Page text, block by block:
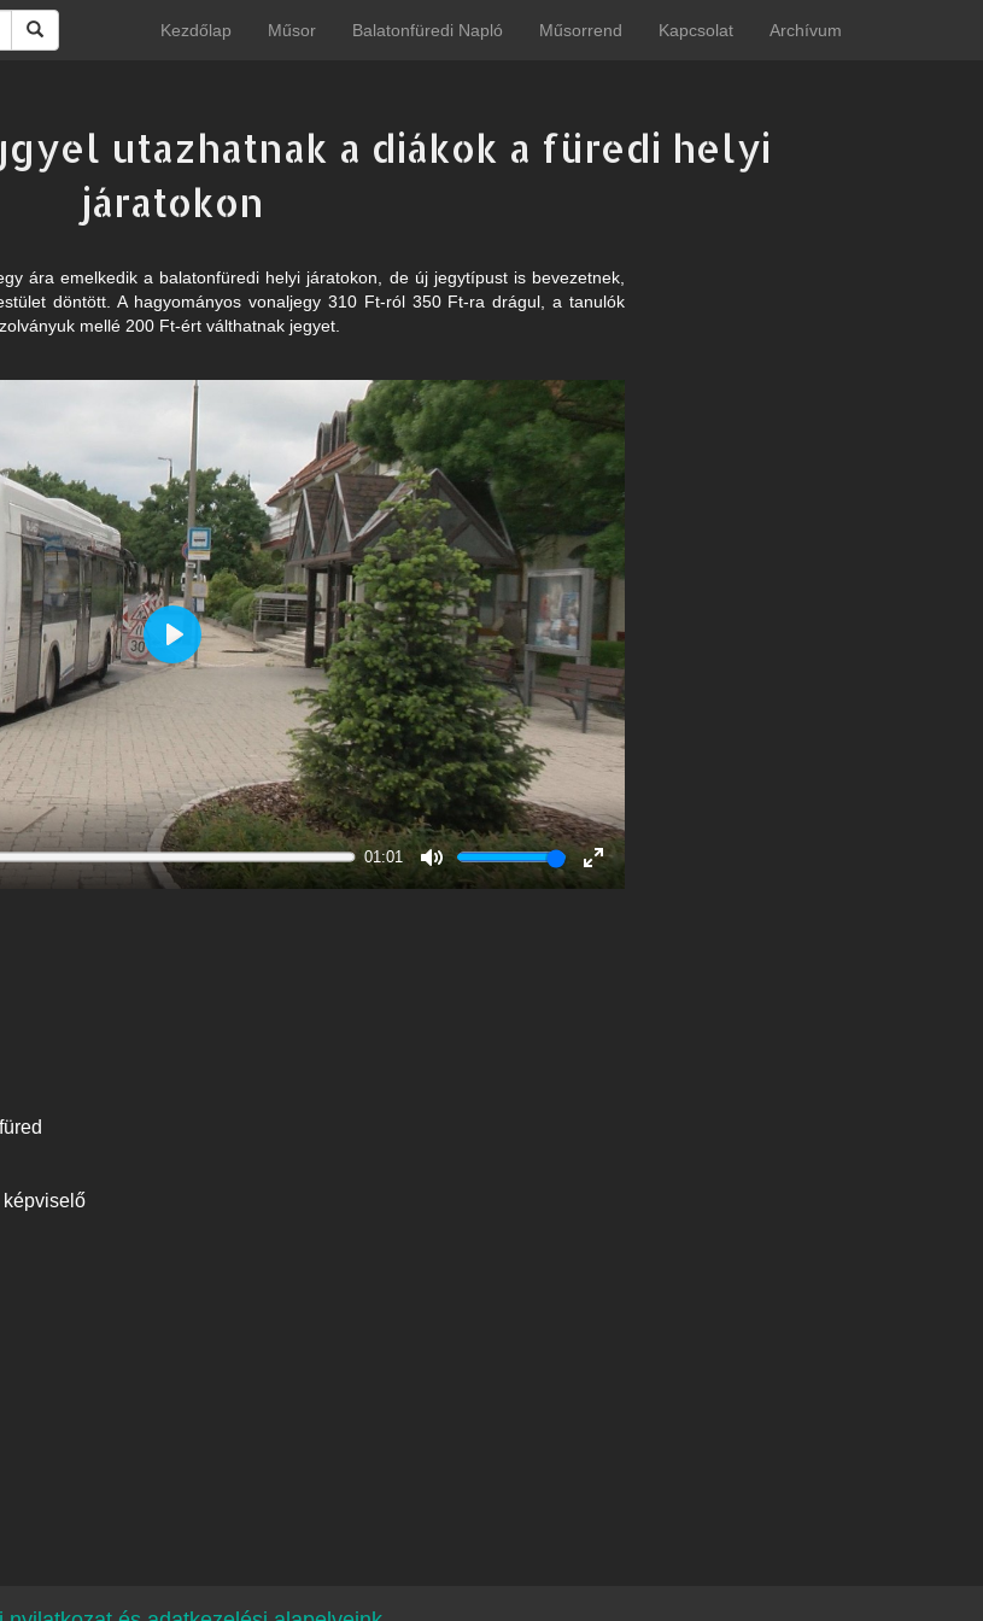
Kezdőlap Műsor Balatonfüredi Napló Műsorrend Kapcsolat Archívum
utazhatnak a diákok a füredi helyi
járatokon
ára emelkedik a balatonfüredi helyi járatokon, de új jegytípust is bevezetnek,
döntött. A hagyományos vonaljegy 310 Ft-ról 350 Ft-ra drágul, a tanulók
mellé 200 Ft-ért válthatnak jegyet.
01:01
Mute
Play
képviselő